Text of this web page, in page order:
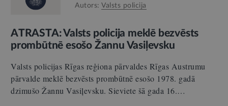
Autors: Valsts policija
ATRASTA: Valsts policija meklē bezvēsts
prombūtnē esošo Žannu Vasiļevsku
Valsts policijas Rīgas reģiona pārvaldes Rīgas Austrumu
pārvalde meklē bezvēsts prombūtnē esošo 1978. gadā
dzimušo Žannu Vasiļevsku. Sieviete šā gada 16.…